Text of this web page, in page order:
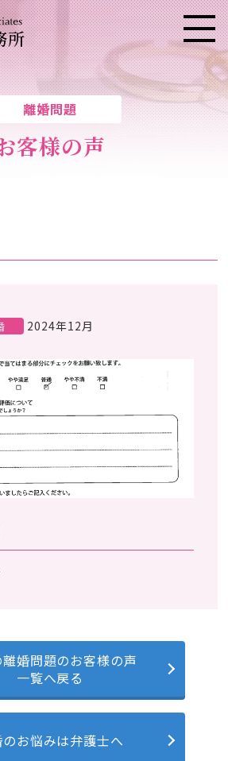
所 メニ
離婚問題
客様の声
2024年12月
婚問題のお客様の声
一覧へ戻る
お悩みは弁護士へ